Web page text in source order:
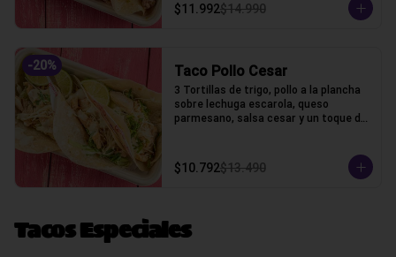
$11.992$14.990
-20% Taco Pollo Cesar
3 Tortillas de trigo, pollo a la plancha
sobre lechuga escarola, queso
parmesano, salsa cesar y un toque de
$10.792$13.490
Tacos Especiales